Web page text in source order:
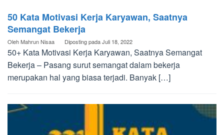
50 Kata Motivasi Kerja Karyawan, Saatnya
Semangat Bekerja
OlehMahrun Nisaa Diposting padaJuli 18, 2022
50+ Kata Motivasi Kerja Karyawan, Saatnya Semangat
Bekerja – Pasang surut semangat dalam bekerja
merupakan hal yang biasa terjadi. Banyak […]